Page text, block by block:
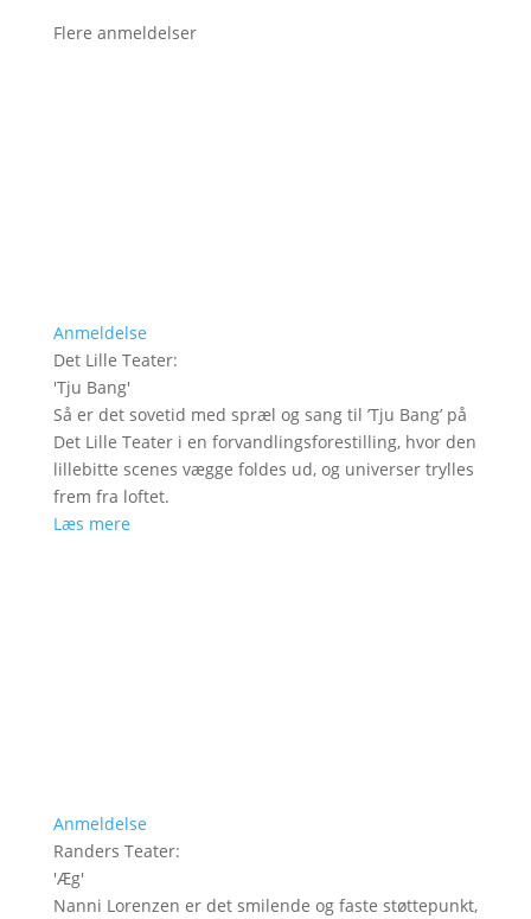
Flere anmeldelser
Anmeldelse
Det Lille Teater:
'Tju Bang'
Så er det sovetid med spræl og sang til ’Tju Bang’ på
Det Lille Teater i en forvandlingsforestilling, hvor den
lillebitte scenes vægge foldes ud, og universer trylles
frem fra loftet.
Læs mere
Anmeldelse
Randers Teater:
'Æg'
Nanni Lorenzen er det smilende og faste støttepunkt,